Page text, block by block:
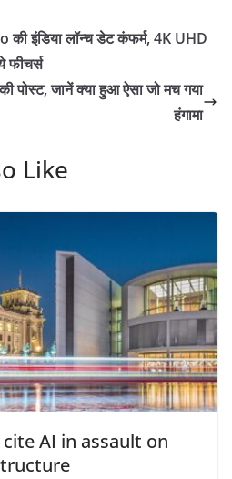
इंडिया लॉन्च डेट कंफर्म, 4K UHD
फीचर्स
पोस्ट, जानें क्या हुआ ऐसा जो मच गया
हंगामा
Like
AI in assault on